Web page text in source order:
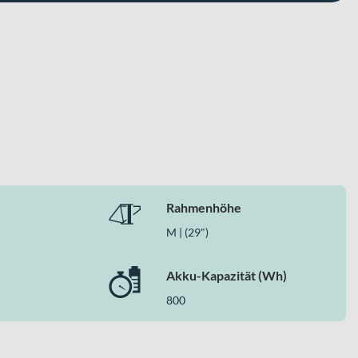
mit modernem AVINOX Antriebssystem und robuster Trail-
überzeugenden Wahl für alle, die im Gelände keine
Rahmenhöhe
M | (29")
Akku-Kapazität (Wh)
800